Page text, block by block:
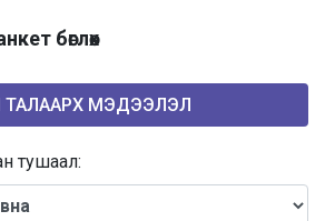
бөглөх
ТАЛААРХ МЭДЭЭЛЭЛ
тушаал: